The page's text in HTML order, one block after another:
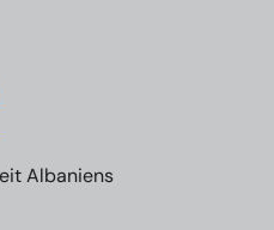
Albaniens